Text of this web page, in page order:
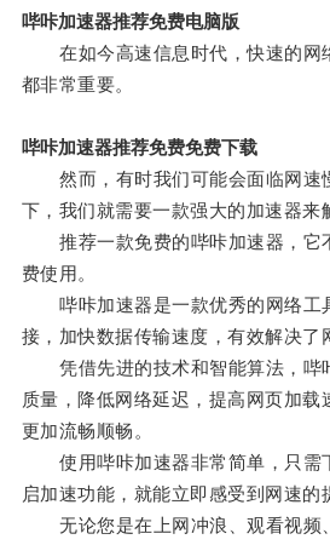
哔咔加速器推荐免费电脑版
在如今高速信息时代，快速的网
都非常重要。
哔咔加速器推荐免费免费下载
然而，有时我们可能会面临网速
下，我们就需要一款强大的加速器来
推荐一款免费的哔咔加速器，它
费使用。
哔咔加速器是一款优秀的网络工
接，加快数据传输速度，有效解决了
凭借先进的技术和智能算法，哔
质量，降低网络延迟，提高网页加载
更加流畅顺畅。
使用哔咔加速器非常简单，只需
启加速功能，就能立即感受到网速的
无论您是在上网冲浪、观看视频